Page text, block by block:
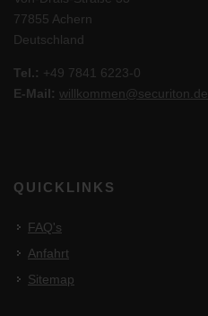
77855 Achern
Deutschland
Tel.: +49 7841 6223-0
E-Mail: willkommen@securiton.de
QUICKLINKS
FAQ's
Anfahrt
Sitemap